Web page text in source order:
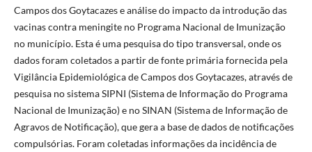
Campos dos Goytacazes e análise do impacto da introdução das
vacinas contra meningite no Programa Nacional de Imunização
no município. Esta é uma pesquisa do tipo transversal, onde os
dados foram coletados a partir de fonte primária fornecida pela
Vigilância Epidemiológica de Campos dos Goytacazes, através de
pesquisa no sistema SIPNI (Sistema de Informação do Programa
Nacional de Imunização) e no SINAN (Sistema de Informação de
Agravos de Notificação), que gera a base de dados de notificações
compulsórias. Foram coletadas informações da incidência de